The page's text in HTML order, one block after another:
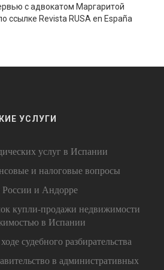
с адвокатом Маргаритой
ссылке Revista RUSA en España
УСЛУГИ
услуг в Испании
и налоговые вопросы
России и Андорре
купли-продажи недвижимости
в Испании
судебного разбирательства
в административных